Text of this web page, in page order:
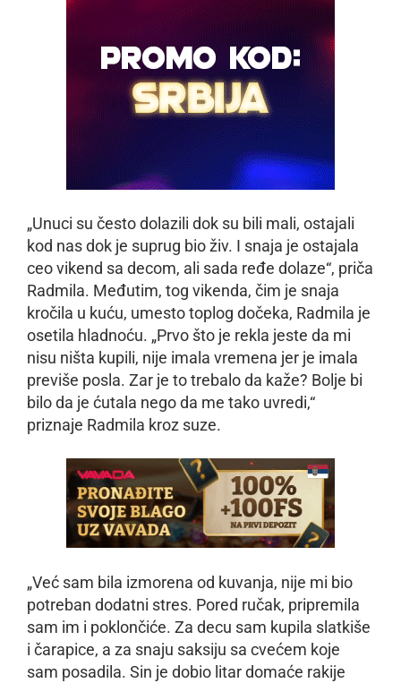
„Unuci su često dolazili dok su bili mali, ostajali
kod nas dok je suprug bio živ. I snaja je ostajala
ceo vikend sa decom, ali sada ređe dolaze“, priča
Radmila. Međutim, tog vikenda, čim je snaja
kročila u kuću, umesto toplog dočeka, Radmila je
osetila hladnoću. „Prvo što je rekla jeste da mi
nisu ništa kupili, nije imala vremena jer je imala
previše posla. Zar je to trebalo da kaže? Bolje bi
bilo da je ćutala nego da me tako uvredi,“
priznaje Radmila kroz suze.
„Već sam bila izmorena od kuvanja, nije mi bio
potreban dodatni stres. Pored ručak, pripremila
sam im i poklončiće. Za decu sam kupila slatkiše
i čarapice, a za snaju saksiju sa cvećem koje
sam posadila. Sin je dobio litar domaće rakije